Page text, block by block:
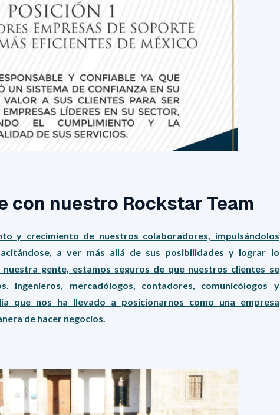
con nuestro Rockstar Team
y crecimiento de nuestros colaboradores, impulsándolos
a ver más allá de sus posibilidades y lograr lo
gente, estamos seguros de que nuestros clientes se
Ingenieros, mercadólogos, contadores, comunicólogos y
que nos ha llevado a posicionarnos como una empresa
de hacer negocios.